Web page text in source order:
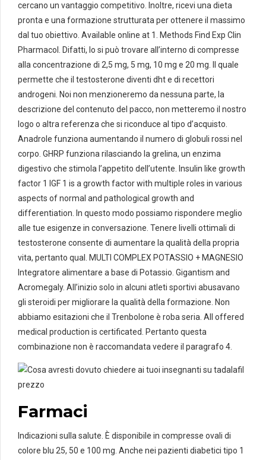
cercano un vantaggio competitivo. Inoltre, ricevi una dieta
pronta e una formazione strutturata per ottenere il massimo
dal tuo obiettivo. Available online at 1. Methods Find Exp Clin
Pharmacol. Difatti, lo si può trovare all’interno di compresse
alla concentrazione di 2,5 mg, 5 mg, 10 mg e 20 mg. Il quale
permette che il testosterone diventi dht e di recettori
androgeni. Noi non menzioneremo da nessuna parte, la
descrizione del contenuto del pacco, non metteremo il nostro
logo o altra referenza che si riconduce al tipo d’acquisto.
Anadrole funziona aumentando il numero di globuli rossi nel
corpo. GHRP funziona rilasciando la grelina, un enzima
digestivo che stimola l’appetito dell’utente. Insulin like growth
factor 1 IGF 1 is a growth factor with multiple roles in various
aspects of normal and pathological growth and
differentiation. In questo modo pos­siamo ris­pon­dere me­glio
alle tue esi­genze in con­ver­sa­zione. Tenere livelli ottimali di
testosterone consente di aumentare la qualità della propria
vita, pertanto qual. MULTI COMPLEX POTASSIO + MAGNESIO
Integratore alimentare a base di Potassio. Gigantism and
Acromegaly. All’inizio solo in alcuni atleti sportivi abusavano
gli steroidi per migliorare la qualità della formazione. Non
abbiamo esitazioni che il Trenbolone è roba seria. All offered
medical production is certificated. Pertanto questa
combinazione non è raccomandata vedere il paragrafo 4.
Farmaci
Indicazioni sulla salute. È disponibile in compresse ovali di
colore blu 25, 50 e 100 mg. Anche nei pazienti diabetici tipo 1